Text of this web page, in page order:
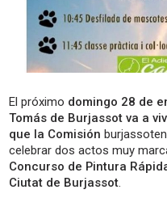
El próximo domingo 28 de
Tomás de Burjassot va a
que la Comisión
celebrar dos actos muy
Concurso de Pintura
Ciutat de Burjassot.